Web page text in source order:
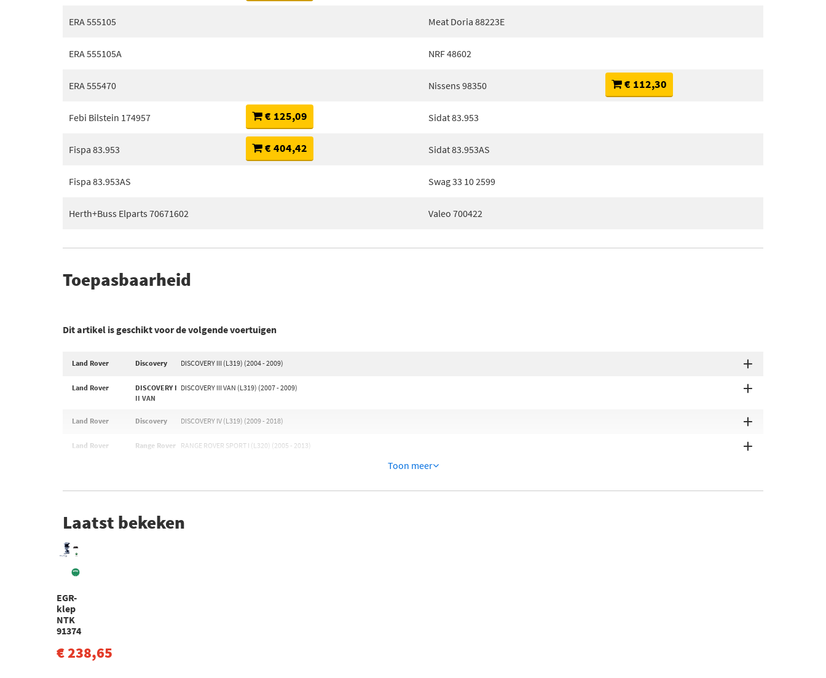
ERA 555105
ERA 555105A
ERA 555470
Febi Bilstein 174957 € 125,09
Fispa 83.953 € 404,42
Fispa 83.953AS
Herth+Buss Elparts 70671602
Meat Doria 88223E
NRF 48602
Nissens 98350 € 112,30
Sidat 83.953
Sidat 83.953AS
Swag 33 10 2599
Valeo 700422
Toepasbaarheid
Dit artikel is geschikt voor de volgende voertuigen
Land Rover Discovery DISCOVERY III (L319) (2004 - 2009)
Land Rover
DISCOVERY I
II VAN
DISCOVERY III VAN (L319) (2007 - 2009)
Land Rover Discovery DISCOVERY IV (L319) (2009 - 2018)
Land Rover Range Rover RANGE ROVER SPORT I (L320) (2005 - 2013)
Toon meer
Laatst bekeken
EGR-
klep
NTK
91374
€ 238,65